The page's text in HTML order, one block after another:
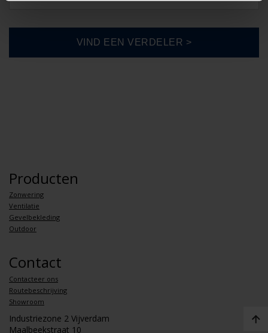
Producten
Zonwering
Ventilatie
Gevelbekleding
Outdoor
Contact
Contacteer ons
Routebeschrijving
Showroom
Industriezone 2 Vijverdam
Maalbeekstraat 10